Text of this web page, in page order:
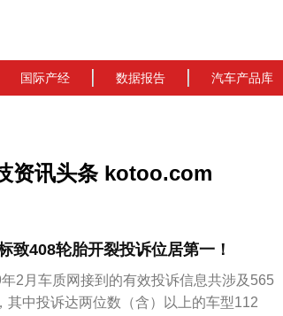
国际产经 数据报告 汽车产品库
资讯头条 kotoo.com
致408轮胎开裂投诉位居第一！
2月车质网接到的有效投诉信息共涉及565
中投诉达两位数（含）以上的车型112